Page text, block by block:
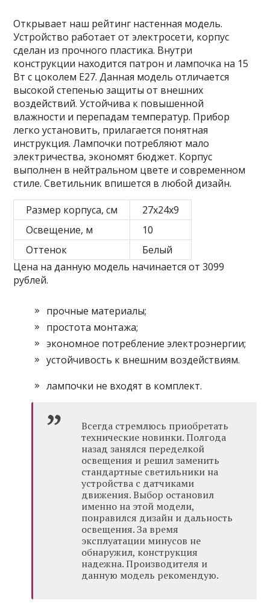
Открывает наш рейтинг настенная модель.
Устройство работает от электросети, корпус
сделан из прочного пластика. Внутри
конструкции находится патрон и лампочка на 15
Вт с цоколем Е27. Данная модель отличается
высокой степенью защиты от внешних
воздействий. Устойчива к повышенной
влажности и перепадам температур. Прибор
легко установить, прилагается понятная
инструкция. Лампочки потребляют мало
электричества, экономят бюджет. Корпус
выполнен в нейтральном цвете и современном
стиле. Светильник впишется в любой дизайн.
Размер корпуса, см
27х24х9
Освещение, м
10
Оттенок
Белый
Цена на данную модель начинается от 3099
рублей.
прочные материалы;
простота монтажа;
экономное потребление электроэнергии;
устойчивость к внешним воздействиям.
лампочки не входят в комплект.
Всегда стремлюсь приобретать
технические новинки. Полгода
назад занялся переделкой
освещения и решил заменить
стандартные светильники на
устройства с датчиками
движения. Выбор остановил
именно на этой модели,
понравился дизайн и дальность
освещения. За время
эксплуатации минусов не
обнаружил, конструкция
надежна. Производителя и
данную модель рекомендую.